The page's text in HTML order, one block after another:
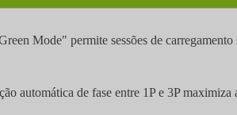
Mode" permite sessões de
automática de fase entre 1P e 3P maximiza